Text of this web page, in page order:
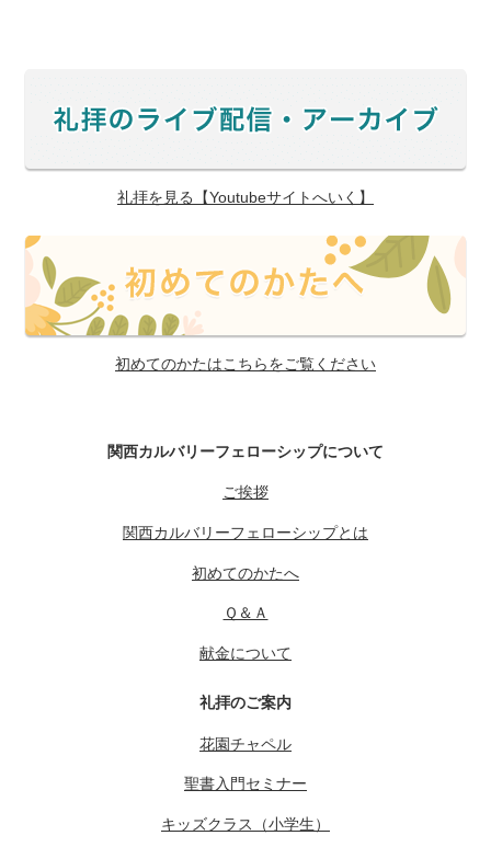
礼拝を見る【Youtubeサイトへいく】
初めてのかたはこちらをご覧ください
関西カルバリーフェローシップについて
ご挨拶
関西カルバリーフェローシップとは
初めてのかたへ
Ｑ＆Ａ
献金について
礼拝のご案内
花園チャペル
聖書入門セミナー
キッズクラス（小学生）